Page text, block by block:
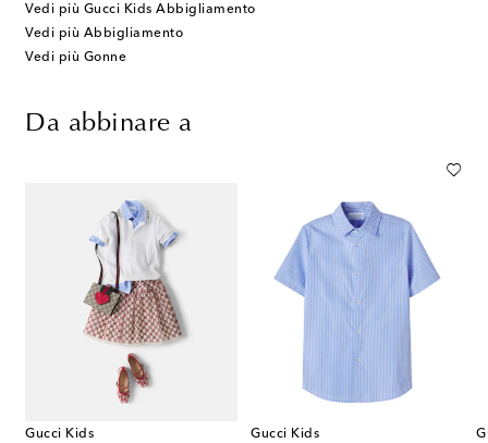
Vedi più Gucci Kids Abbigliamento
Vedi più Abbigliamento
Vedi più Gonne
Da abbinare a
Gucci Kids Gucci Kids